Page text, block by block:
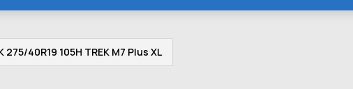
275/40R19 105H TREK M7 Plus XL